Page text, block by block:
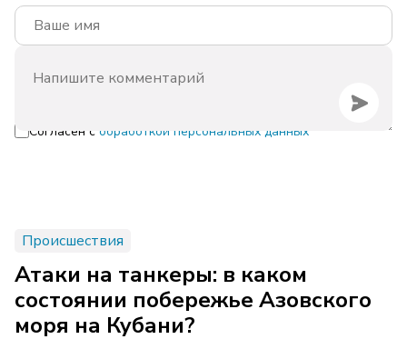
Согласен с обработкой персональных данных
Происшествия
Атаки на танкеры: в каком
состоянии побережье Азовского
моря на Кубани?